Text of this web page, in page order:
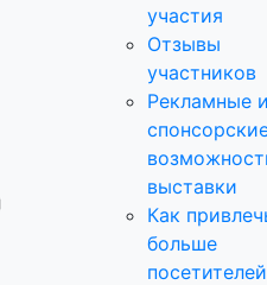
участия
Отзывы
участников
Рекламные
выставки
Как
больше